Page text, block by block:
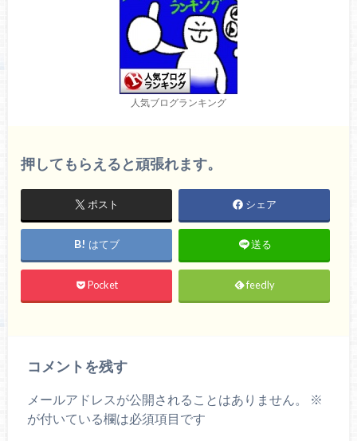
人気ブログランキング
押してもらえると頑張れます。
ポスト シェア
はてブ 送る
Pocket feedly
コメントを残す
メールアドレスが公開されることはありません。
※
が付いている欄は必須項目です